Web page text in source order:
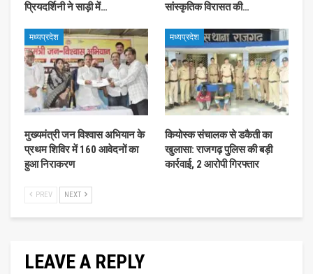
प्रियदर्शिनी ने साड़ी में…
सांस्कृतिक विरासत की…
मध्यप्रदेश
मुख्यमंत्री जन विश्वास अभियान के
प्रथम शिविर में 160 आवेदनों का
हुआ निराकरण
मध्यप्रदेश
कियोस्क संचालक से डकैती का
खुलासा: राजगढ़ पुलिस की बड़ी
कार्रवाई, 2 आरोपी गिरफ्तार
PREV NEXT
LEAVE A REPLY